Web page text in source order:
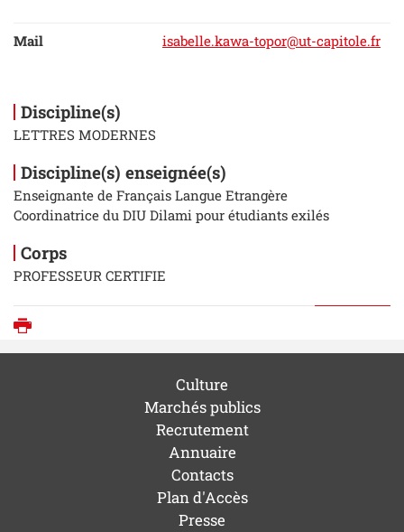
Mail isabelle.kawa-topor@ut-capitole.fr
Discipline(s)
LETTRES MODERNES
Discipline(s) enseignée(s)
Enseignante de Français Langue Etrangère
Coordinatrice du DIU Dilami pour étudiants exilés
Corps
PROFESSEUR CERTIFIE
Culture
Marchés publics
Recrutement
Annuaire
Contacts
Plan d'Accès
Presse